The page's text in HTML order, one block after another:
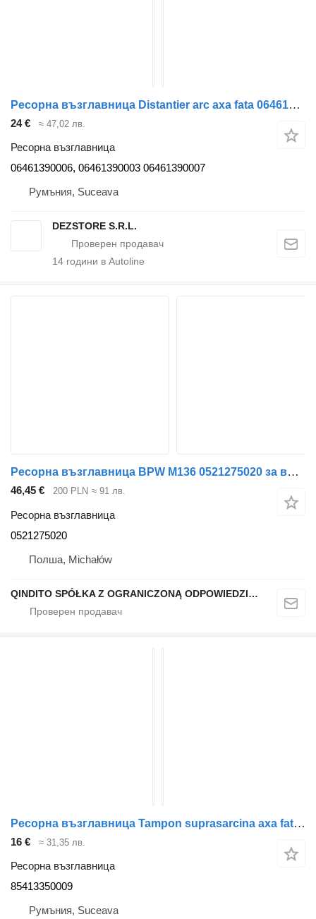
Ресорна възглавница Distantier arc axa fata 06461390006 за влекач MAN TGS
24 € ≈ 47,02 лв.
Ресорна възглавница
06461390006, 06461390003 06461390007
Румъния, Suceava
DEZSTORE S.R.L.
14 години в Autoline
Ресорна възглавница BPW M136 0521275020 за влекач
46,45 € 200 PLN ≈ 91 лв.
Ресорна възглавница
0521275020
Полша, Michałów
QINDITO SPÓŁKA Z OGRANICZONĄ ODPOWIEDZIALNOŚCIĄ
Ресорна възглавница Tampon suprasarcina axa fata 85413350009 за влекач MAN TGL
16 € ≈ 31,35 лв.
Ресорна възглавница
85413350009
Румъния, Suceava